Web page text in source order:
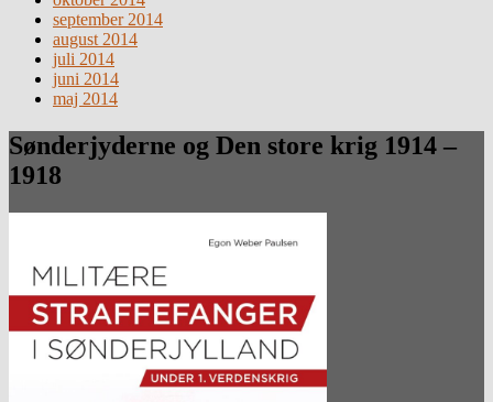
september 2014
august 2014
juli 2014
juni 2014
maj 2014
Sønderjyderne og Den store krig 1914 –
1918